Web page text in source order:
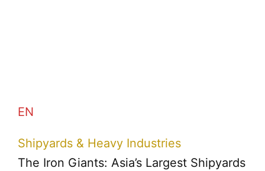
EN
Shipyards & Heavy Industries
The Iron Giants: Asia’s Largest Shipyards